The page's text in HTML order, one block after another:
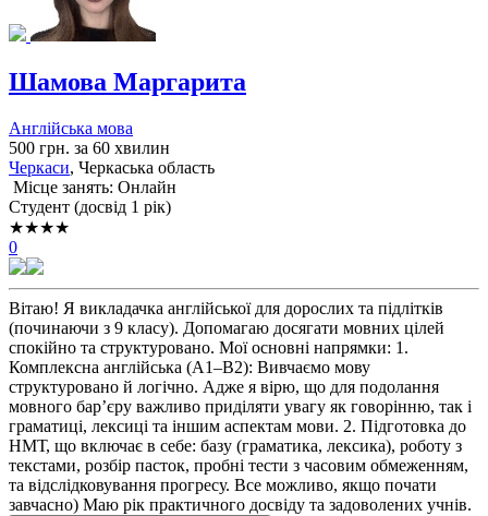
Шамова Маргарита
Англійська мова
500 грн. за 60 хвилин
Черкаси, Черкаська область
Місце занять: Онлайн
Cтудент (досвід 1 рік)
★★★★
0
Вітаю! Я викладачка англійської для дорослих та підлітків
(починаючи з 9 класу). Допомагаю досягати мовних цілей
спокійно та структуровано. Мої основні напрямки: 1.
Комплексна англійська (А1–В2): Вивчаємо мову
структуровано й логічно. Адже я вірю, що для подолання
мовного барʼєру важливо приділяти увагу як говорінню, так і
граматиці, лексиці та іншим аспектам мови. 2. Підготовка до
НМТ, що включає в себе: базу (граматика, лексика), роботу з
текстами, розбір пасток, пробні тести з часовим обмеженням,
та відслідковування прогресу. Все можливо, якщо почати
завчасно) Маю рік практичного досвіду та задоволених учнів.